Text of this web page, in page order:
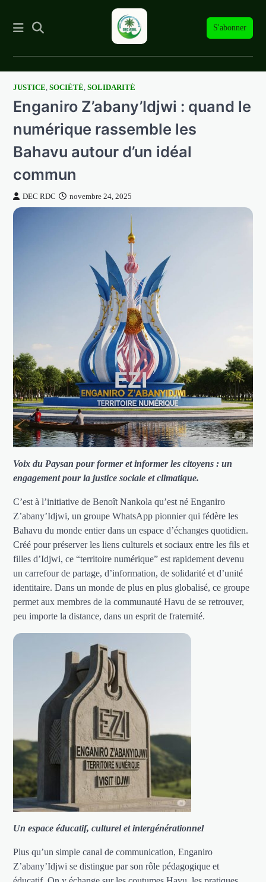
S'abonner
SkipJUSTICE,SOCIÉTÉ,SOLIDARITÉ
Enganiro Z’abany’Idjwi : quand le
numérique rassemble les
Bahavu autour d’un idéal
commun
DEC RDC novembre 24, 2025
Voix du Paysan pour former et informer les citoyens : un
engagement pour la justice sociale et climatique.
C’est à l’initiative de Benoît Nankola qu’est né Enganiro
Z’abany’Idjwi, un groupe WhatsApp pionnier qui fédère les
Bahavu du monde entier dans un espace d’échanges quotidien.
Créé pour préserver les liens culturels et sociaux entre les fils et
filles d’Idjwi, ce “territoire numérique” est rapidement devenu
un carrefour de partage, d’information, de solidarité et d’unité
identitaire. Dans un monde de plus en plus globalisé, ce groupe
permet aux membres de la communauté Havu de se retrouver,
peu importe la distance, dans un esprit de fraternité.
Un espace éducatif, culturel et intergénérationnel
Plus qu’un simple canal de communication, Enganiro
Z’abany’Idjwi se distingue par son rôle pédagogique et